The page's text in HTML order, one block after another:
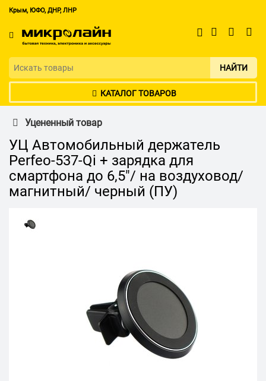
Крым, ЮФО, ДНР, ЛНР
НАЙТИ
КАТАЛОГ ТОВАРОВ
Уцененный товар
УЦ Автомобильный держатель
Perfeo-537-Qi + зарядка для
смартфона до 6,5"/ на воздуховод/
магнитный/ черный (ПУ)